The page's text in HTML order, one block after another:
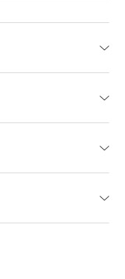
superioară.
cu ajutorul
maro închis